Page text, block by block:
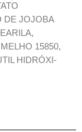
DE JOJOBA
15850,
HIDRÓXI-